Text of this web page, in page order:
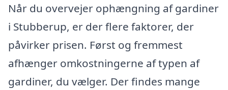
Når du overvejer ophængning af gardiner
i Stubberup, er der flere faktorer, der
påvirker prisen. Først og fremmest
afhænger omkostningerne af typen af
gardiner, du vælger. Der findes mange